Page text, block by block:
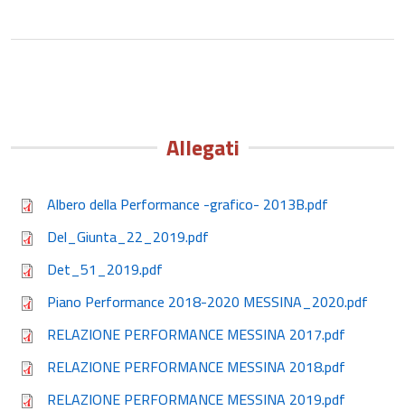
Allegati
Albero della Performance -grafico- 2013B.pdf
Del_Giunta_22_2019.pdf
Det_51_2019.pdf
Piano Performance 2018-2020 MESSINA_2020.pdf
RELAZIONE PERFORMANCE MESSINA 2017.pdf
RELAZIONE PERFORMANCE MESSINA 2018.pdf
RELAZIONE PERFORMANCE MESSINA 2019.pdf